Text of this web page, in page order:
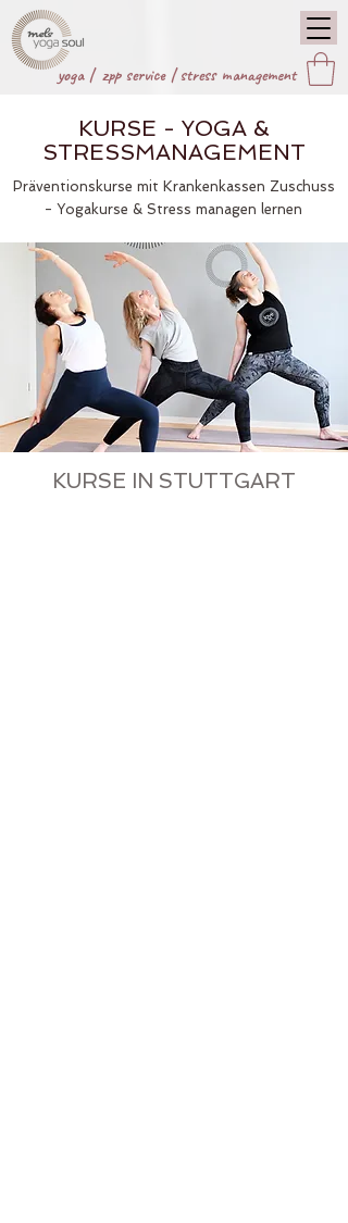
yoga | zpp service|stress management
KURSE - YOGA &
STRESSMANAGEMENT
Präventionskurse mit Krankenkassen Zuschuss
- Yogakurse & Stress managen lernen
KURSE IN STUTTGART